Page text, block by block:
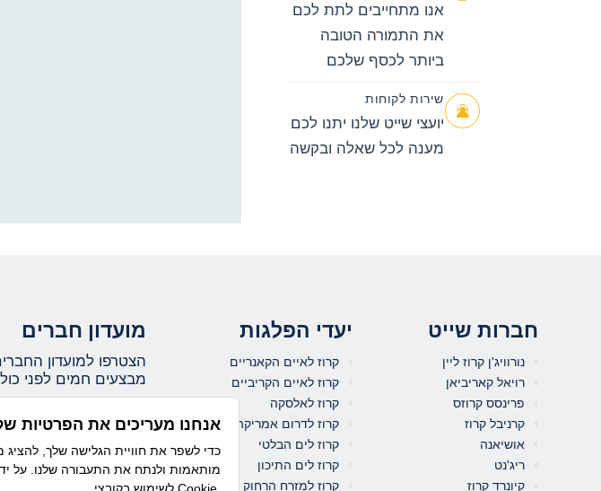
אנו מתחייבים לתת לכם
את התמורה הטובה
ביותר לכסף שלכם
שירות לקוחות
יועצי שייט שלנו יתנו לכם
מענה לכל שאלה ובקשה
חברות שייט
נורוויג'ן קרוז ליין
רויאל קאריביאן
פרינסס קרוזס
קרניבל קרוז
אושיאנה
ריג'נט
קיונרד קרוז
יעדי הפלגות
קרוז לאיים הקאנריים
קרוז לאיים הקריביים
קרוז לאלסקה
קרוז לדרום אמריקה
קרוז לים הבלטי
קרוז לים התיכון
קרוז למזרח הרחוק
מועדון חברים
הצטרפו למועדון
מבצעים חמים לפני
אני מאשר/ת קבלת
קרוזיט מבית
ההרשמה בכל עת.
אנחנו מעריכים את הפרטיות
מותאמות ולנתח את התעבורה שלנו. על